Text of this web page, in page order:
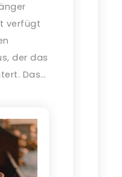
verfügt
der das
Das…